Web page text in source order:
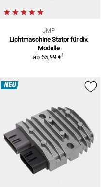
JMP
Lichtmaschine Stator für div.
Modelle
ab 65,99 €1
NEU